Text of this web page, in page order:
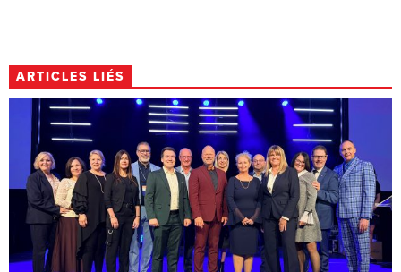
ARTICLES LIÉS